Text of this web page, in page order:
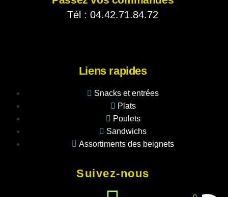
Tél : 04.42.71.84.72
Liens rapides
Snacks et entrées
Plats
Poulets
Sandwichs
Assortiments des beignets
Suivez-nous